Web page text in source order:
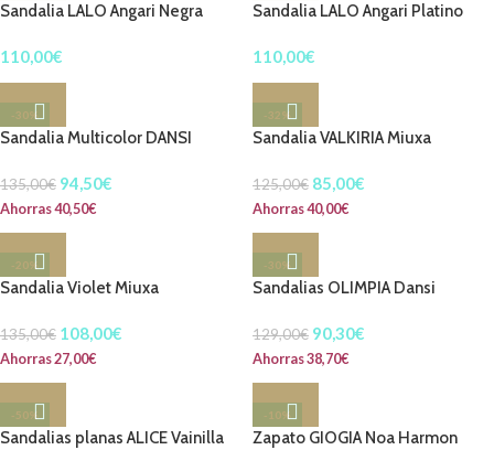
Sandalia LALO Angari Negra
110,00€
Sandalia LALO Angari Platino
110,00€
-30%
Sandalia Multicolor DANSI
135,00€ 94,50€
Ahorras40,50€
-32%
Sandalia VALKIRIA Miuxa
125,00€ 85,00€
Ahorras40,00€
-20%
Sandalia Violet Miuxa
135,00€ 108,00€
Ahorras27,00€
-30%
Sandalias OLIMPIA Dansi
129,00€ 90,30€
Ahorras38,70€
-50%
Sandalias planas ALICE Vainilla
-10%
Zapato GIOGIA Noa Harmon